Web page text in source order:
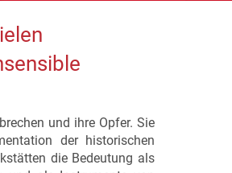
und ihre Opfer. Sie
der historischen
die Bedeutung als